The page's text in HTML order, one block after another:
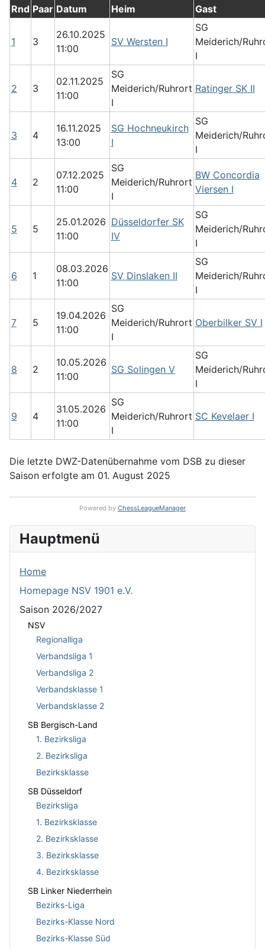
Rnd Paar Datum Heim Gast
1 3
26.10.2025
11:00
SV Wersten I
SG
Meiderich/
I
2 3
02.11.2025
11:00
SG
Meiderich/Ruhrort
I
Ratinger SK II
3 4
16.11.2025
13:00
SG Hochneukirch
I
SG
Meiderich/
I
4 2
07.12.2025
11:00
SG
Meiderich/Ruhrort
I
BW Concordia
Viersen I
5 5
25.01.2026
11:00
Düsseldorfer SK
IV
SG
Meiderich/
I
6 1
08.03.2026
11:00
SV Dinslaken II
SG
Meiderich/
I
7 5
19.04.2026
11:00
SG
Meiderich/Ruhrort
I
Oberbilker SV I
8 2
10.05.2026
11:00
SG Solingen V
SG
Meiderich/
I
9 4
31.05.2026
11:00
SG
Meiderich/Ruhrort
I
SC Kevelaer I
Die letzte DWZ-Datenübernahme vom DSB zu dieser
Saison erfolgte am 01. August 2025
Powered by ChessLeagueManager
Hauptmenü
Home
Homepage NSV 1901 e.V.
Saison 2026/2027
NSV
Regionalliga
Verbandsliga 1
Verbandsliga 2
Verbandsklasse 1
Verbandsklasse 2
SB Bergisch-Land
1. Bezirksliga
2. Bezirksliga
Bezirksklasse
SB Düsseldorf
Bezirksliga
1. Bezirksklasse
2. Bezirksklasse
3. Bezirksklasse
4. Bezirksklasse
SB Linker Niederrhein
Bezirks-Liga
Bezirks-Klasse Nord
Bezirks-Klasse Süd